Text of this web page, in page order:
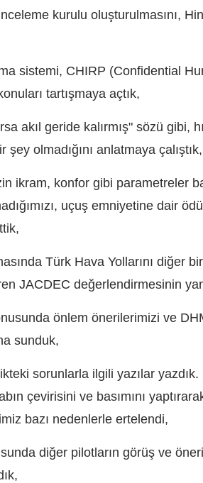
kurulu oluşturulmasını,
sistemi, CHIRP (Confidential
tartışmaya açtık,
akıl geride kalırmış" sözü gibi,
şey olmadığını anlatmaya çalıştık,
ikram, konfor gibi parametreler
uçuş emniyetine dair
Türk Hava Yollarını diğer
JACDEC değerlendirmesinin
önlem önerilerimizi ve
sunduk,
sorunlarla ilgili yazılar
çevirisini ve basımını
bazı nedenlerle ertelendi,
diğer pilotların görüş ve